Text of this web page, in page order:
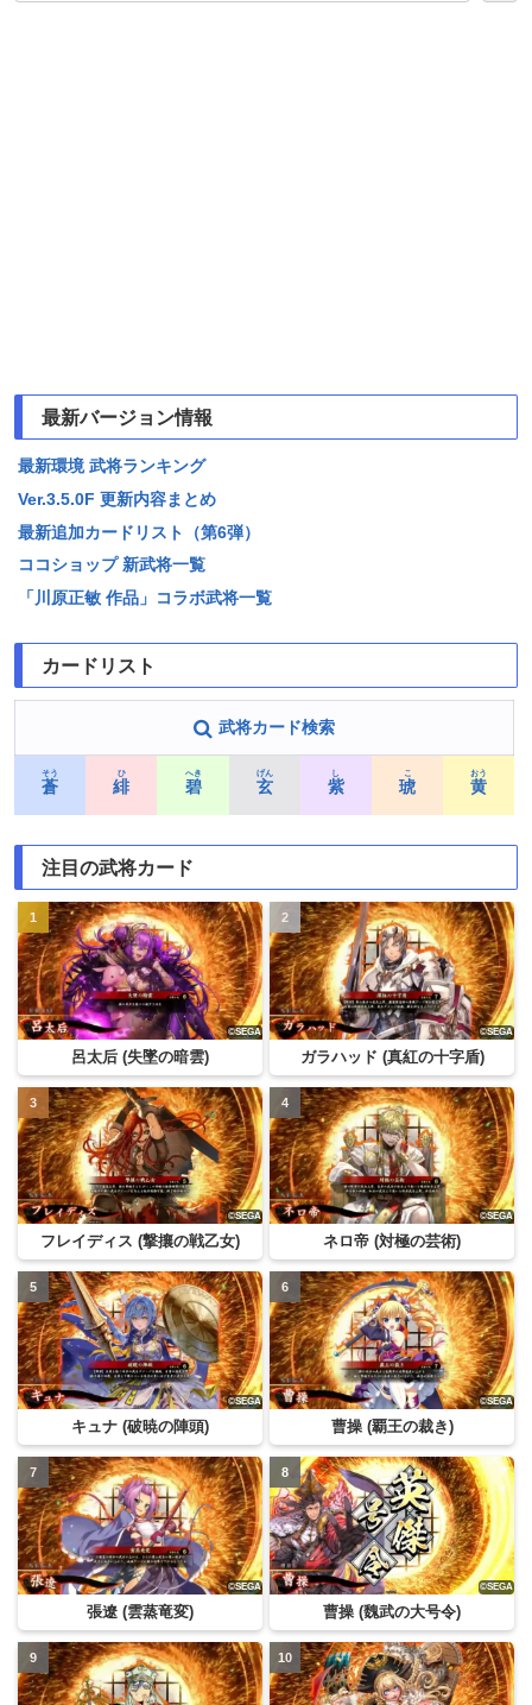
最新バージョン情報
最新環境 武将ランキング
Ver.3.5.0F 更新内容まとめ
最新追加カードリスト（第6弾）
ココショップ 新武将一覧
「川原正敏 作品」コラボ武将一覧
カードリスト
武将カード検索
蒼
そう
緋
ひ
碧
へき
玄
げん
紫
し
琥
こ
黄
おう
注目の武将カード
呂太后 (失墜の暗雲) ガラハッド (真紅の十字盾)
フレイディス (撃攘の戦乙女) ネロ帝 (対極の芸術)
キュナ (破暁の陣頭) 曹操 (覇王の裁き)
張遼 (雲蒸竜変) 曹操 (魏武の大号令)